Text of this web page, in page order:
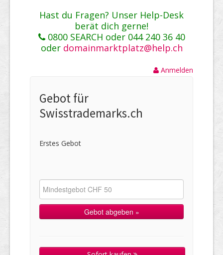
Hast du Fragen? Unser Help-Desk
berät dich gerne!
0800 SEARCH oder 044 240 36 40
oder domainmarktplatz@help.ch
Anmelden
Gebot für
Swisstrademarks.ch
Erstes Gebot